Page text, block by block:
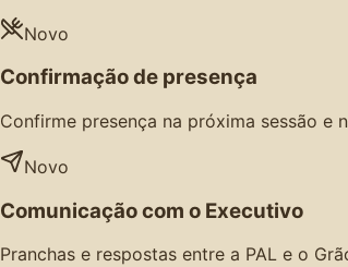
Novo
Confirmação de presença
Confirme presença na próxima sessão e
Novo
Comunicação com o Executivo
Pranchas e respostas entre a PAL e o